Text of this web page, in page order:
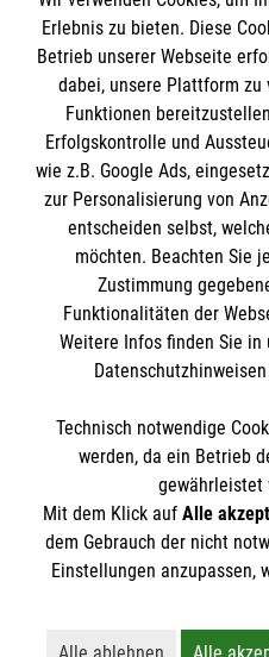
Informationen
Impressum
Datenschutz
Barrierefreiheit
Kontakt
Die Malteser
Malteser in Deutschland
Malteserorden
Sharepoint
Spendenkonto
Pax-Bank für Kirche
IBAN: DE44 3706 0193
BIC / S.W.I.F.T:
So finden Sie uns
Vorstadt 19
63654 Büdingen
Der Malteser Hilfsdienst e.V.
Gewerbesteuer befreit.
Erlebnis zu bieten. Diese
Betrieb unserer Webseite
dabei, unsere Plattform zu
Funktionen
Erfolgskontrolle und
wie z.B. Google Ads,
zur Personalisierung von
entscheiden selbst,
möchten. Beachten Sie
Zustimmung
Funktionalitäten der
Weitere Infos finden Sie
Technisch notwendige
werden, da ein Betrieb
gewährleistet
Mit dem Klick auf Alle
dem Gebrauch der nicht
Einstellungen anzupassen,